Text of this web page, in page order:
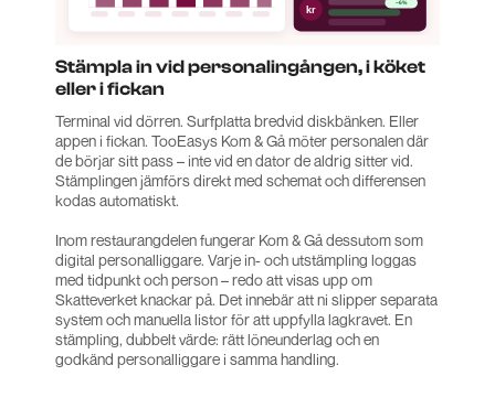
Stämpla in vid personalingången, i köket
eller i fickan
Terminal vid dörren. Surfplatta bredvid diskbänken. Eller
appen i fickan. TooEasys Kom & Gå möter personalen där
de börjar sitt pass – inte vid en dator de aldrig sitter vid.
Stämplingen jämförs direkt med schemat och differensen
kodas automatiskt.
Inom restaurangdelen fungerar Kom & Gå dessutom som
digital personalliggare. Varje in- och utstämpling loggas
med tidpunkt och person – redo att visas upp om
Skatteverket knackar på. Det innebär att ni slipper separata
system och manuella listor för att uppfylla lagkravet. En
stämpling, dubbelt värde: rätt löneunderlag och en
godkänd personalliggare i samma handling.